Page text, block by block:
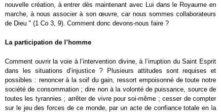
nouvelle création, à entrer dès maintenant avec Lui dans le Royaume en
marche, à nous associer à son œuvre, car nous sommes collaborateurs
de Dieu " (1 Co 3, 9). Comment donc devons-nous faire ?
La participation de l’homme
Comment ouvrir la voie à l’intervention divine, à l’irruption du Saint Esprit
dans les situations d’injustice ? Plusieurs attitudes sont requises et
possibles : renoncer à la soif du gain, ressort empoisonné de toute notre
société de consommation ; dire non à la volonté de puissance, source de
toutes les tyrannies ; arrêter de vivre pour soi-même ; cesser de compter
sur le jeu des forces de ce monde, par un acte de confiance totale en la